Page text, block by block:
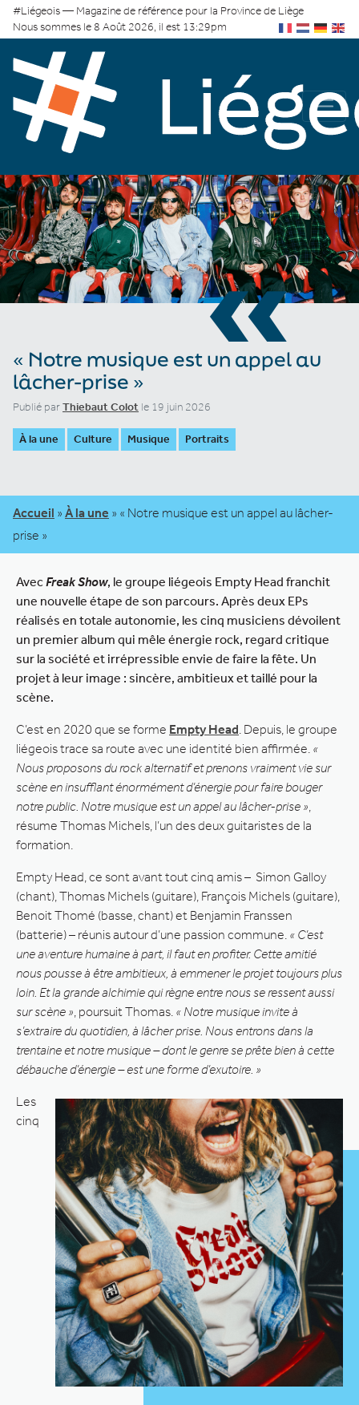
#Liégeois — Magazine de référence pour la Province de Liège
Nous sommes le 8 Août 2026, il est 13:29pm
«
« Notre musique est un appel au
lâcher-prise »
Publié parThiebaut Colot le 19 juin 2026
À la une Culture Musique Portraits
Accueil » À la une » « Notre musique est un appel au lâcher-
prise »
AvecFreak Show, le groupe liégeois Empty Head franchit
une nouvelle étape de son parcours. Après deux EPs
réalisés en totale autonomie, les cinq musiciens dévoilent
un premier album qui mêle énergie rock, regard critique
sur la société et irrépressible envie de faire la fête. Un
projet à leur image : sincère, ambitieux et taillé pour la
scène.
C’est en 2020 que se forme Empty Head . Depuis, le groupe
liégeois trace sa route avec une identité bien affirmée. «
Nous proposons du rock alternatif et prenons vraiment vie sur
scène en insufflant énormément d’énergie pour faire bouger
notre public. Notre musique est un appel au lâcher-prise »
résume Thomas Michels, l’un des deux guitaristes de la
formation.
Empty Head, ce sont avant tout cinq amis – Simon Galloy
(chant), Thomas Michels (guitare), François Michels (guitare),
Benoit Thomé (basse, chant) et Benjamin Franssen
(batterie) – réunis autour d’une passion commune. « C’est
une aventure humaine à part, il faut en profiter. Cette amitié
nous pousse à être ambitieux, à emmener le projet toujours plus
loin. Et la grande alchimie qui règne entre nous se ressent aussi
sur scène » , poursuit Thomas. « Notre musique invite à
s’extraire du quotidien, à lâcher prise. Nous entrons dans la
trentaine et notre musique – dont le genre se prête bien à cette
débauche d’énergie – est une forme d’exutoire. »
Les
cinq